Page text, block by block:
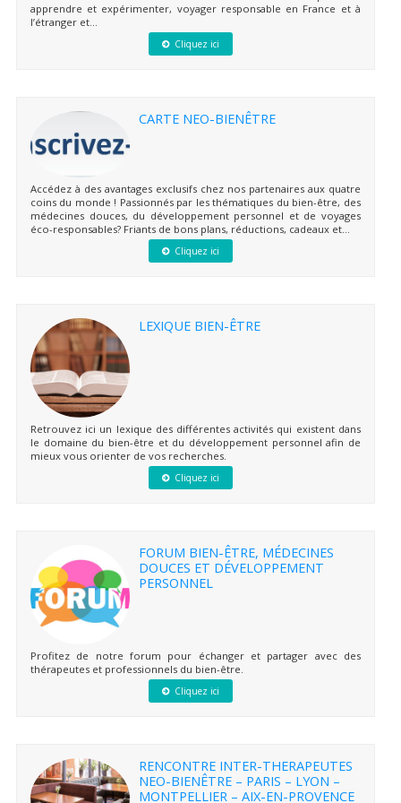
apprendre et expérimenter, voyager responsable en France et à
l’étranger et...
Cliquez ici
CARTE NEO-BIENÊTRE
Accédez à des avantages exclusifs chez nos partenaires aux quatre
coins du monde ! Passionnés par les thématiques du bien-être, des
médecines douces, du développement personnel et de voyages
éco-responsables? Friants de bons plans, réductions, cadeaux et...
Cliquez ici
LEXIQUE BIEN-ÊTRE
Retrouvez ici un lexique des différentes activités qui existent dans
le domaine du bien-être et du développement personnel afin de
mieux vous orienter de vos recherches.
Cliquez ici
FORUM BIEN-ÊTRE, MÉDECINES
DOUCES ET DÉVELOPPEMENT
PERSONNEL
Profitez de notre forum pour échanger et partager avec des
thérapeutes et professionnels du bien-être.
Cliquez ici
RENCONTRE INTER-THERAPEUTES
NEO-BIENÊTRE – PARIS – LYON –
MONTPELLIER – AIX-EN-PROVENCE